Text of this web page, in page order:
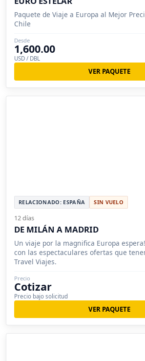
Paquete de Viaje a Europa al Mejor
Chile
Desde
1,600.00
USD / DBL
VER PAQUETE
RELACIONADO: ESPAÑA SIN VUELO
12 días
DE MILÁN A MADRID
Un viaje por la magnifica Europa
con las espectaculares ofertas que
Travel Viajes.
Precio
Cotizar
Precio bajo solicitud
VER PAQUETE